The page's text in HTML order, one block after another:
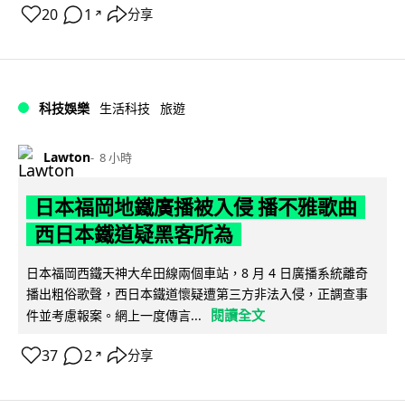
20 1 ↗ 分享
科技娛樂 生活科技 旅遊
Lawton 8 小時
日本福岡地鐵廣播被入侵 播不雅歌曲
西日本鐵道疑黑客所為
日本福岡西鐵天神大牟田線兩個車站，8 月 4 日廣播系統離奇
播出粗俗歌聲，西日本鐵道懷疑遭第三方非法入侵，正調查事
件並考慮報案。網上一度傳言...
閱讀全文
37 2 ↗ 分享